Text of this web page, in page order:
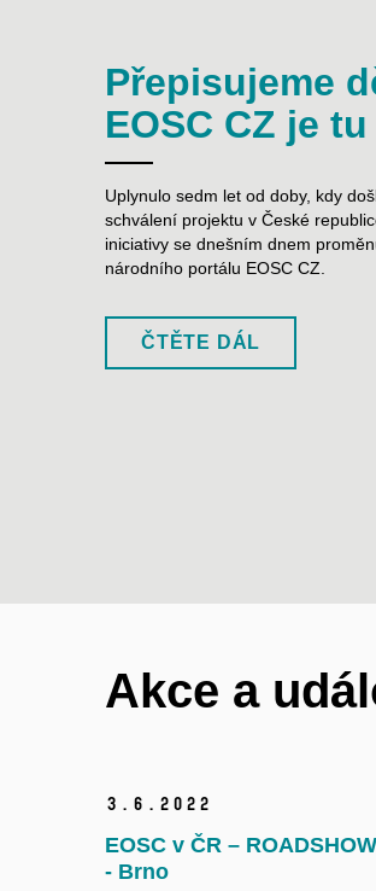
Přepisujeme
EOSC CZ je tu
Uplynulo sedm let od doby, kdy
schválení projektu v České
iniciativy se dnešním dnem
národního portálu EOSC CZ.
ČTĚTE DÁL
Akce a
3. 6. 2022
EOSC v ČR –
- Brno